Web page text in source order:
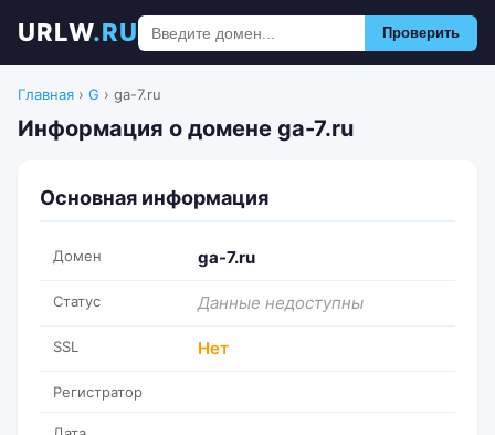
URLW.RU Проверить
Главная › G › ga-7.ru
Информация о домене ga-7.ru
Основная информация
Домен ga-7.ru
Статус Данные недоступны
SSL Нет
Регистратор